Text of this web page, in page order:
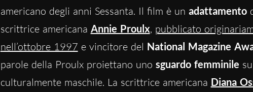
americano degli anni Sessanta. Il film è un adattamento
scrittrice americana Annie Proulx, pubblicato
nell’ottobre 1997 e vincitore del National Magazine
parole della Proulx proiettano uno sguardo femminile
culturalmente maschile. La scrittrice americana Diana